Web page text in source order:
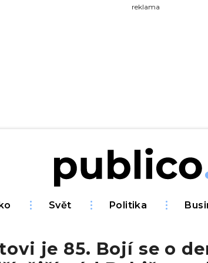
reklama
Svět Politika
je 85. Bojí se o
na Publiku